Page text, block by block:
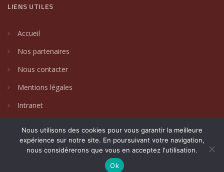
LIENS UTILES
Accueil
Nos partenaires
Nous contacter
Mentions légales
Intranet
2024 © Villages de caractère du Var. Un site créé parDAKIN
Communication Globale
Nous utilisons des cookies pour vous garantir la meilleure
expérience sur notre site. En poursuivant votre navigation,
nous considérerons que vous en acceptez l'utilisation.
Ok